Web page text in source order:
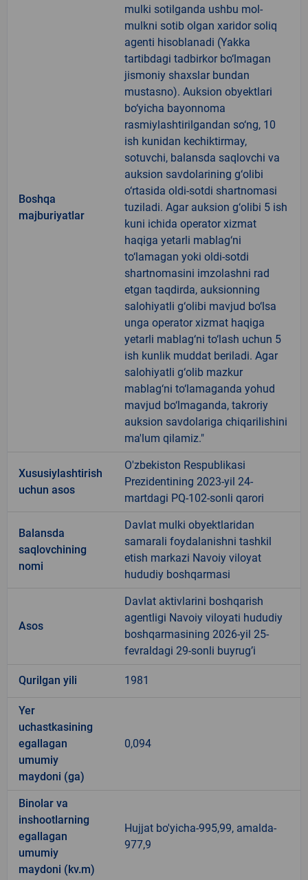
Boshqa
majburiyatlar
mulki sotilganda ushbu mol-
mulkni sotib olgan xaridor soliq
agenti hisoblanadi (Yakka
tartibdagi tadbirkor bo‘lmagan
jismoniy shaxslar bundan
mustasno). Auksion obyektlari
bo‘yicha bayonnoma
rasmiylashtirilgandan so‘ng, 10
ish kunidan kechiktirmay,
sotuvchi, balansda saqlovchi va
auksion savdolarining g‘olibi
o‘rtasida oldi-sotdi shartnomasi
tuziladi. Agar auksion g‘olibi 5 ish
kuni ichida operator xizmat
haqiga yetarli mablag‘ni
to‘lamagan yoki oldi-sotdi
shartnomasini imzolashni rad
etgan taqdirda, auksionning
salohiyatli g‘olibi mavjud bo‘lsa
unga operator xizmat haqiga
yetarli mablag‘ni to‘lash uchun 5
ish kunlik muddat beriladi. Agar
salohiyatli g‘olib mazkur
mablag‘ni to‘lamaganda yohud
mavjud bo‘lmaganda, takroriy
auksion savdolariga chiqarilishini
ma'lum qilamiz."
Xususiylashtirish
uchun asos
O'zbekiston Respublikasi
Prezidentining 2023-yil 24-
martdagi PQ-102-sonli qarori
Balansda
saqlovchining
nomi
Davlat mulki obyektlaridan
samarali foydalanishni tashkil
etish markazi Navoiy viloyat
hududiy boshqarmasi
Asos
Davlat aktivlarini boshqarish
agentligi Navoiy viloyati hududiy
boshqarmasining 2026-yil 25-
fevraldagi 29-sonli buyrug’i
Qurilgan yili 1981
Yer
uchastkasining
egallagan
umumiy
maydoni (ga)
0,094
Binolar va
inshootlarning
egallagan
umumiy
maydoni (kv.m)
Hujjat bo'yicha-995,99, amalda-
977,9